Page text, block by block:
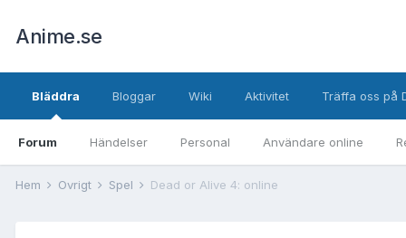
Anime.se
Bläddra
Forum Händelser Personal Användare online
Bloggar Wiki Aktivitet Träffa oss på
Hem Övrigt Spel Dead or Alive 4: online